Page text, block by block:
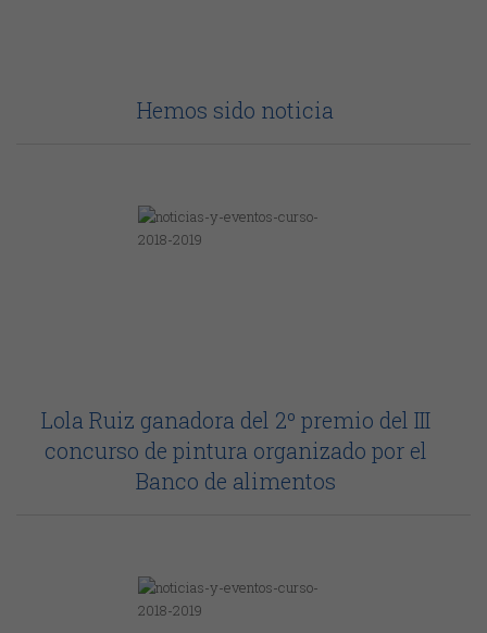
Hemos sido noticia
Lola Ruiz ganadora del 2º premio del III
concurso de pintura organizado por el
Banco de alimentos